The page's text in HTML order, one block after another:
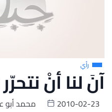
رأي
آنَ لنا أنْ
محمد أبو
2010-02-23